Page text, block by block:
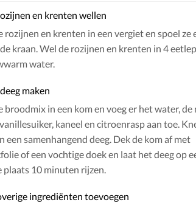
en krenten wellen
rozijnen en krenten in een vergiet en spoel ze
kraan. Wel de rozijnen en krenten in 4
water.
maken
broodmix in een kom en voeg er het water, de
kaneel en citroenrasp aan toe.
een samenhangend deeg. Dek de kom af met
of een vochtige doek en laat het deeg op
plaats 10 minuten rijzen.
ingrediënten toevoegen